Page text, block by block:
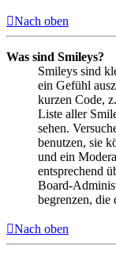
Nach oben
Was sind Smileys?
Smileys sind
ein Gefühl
kurzen Code,
Liste aller
sehen.
benutzen, sie
und ein
entsprechend
Board-
begrenzen, die
Nach oben